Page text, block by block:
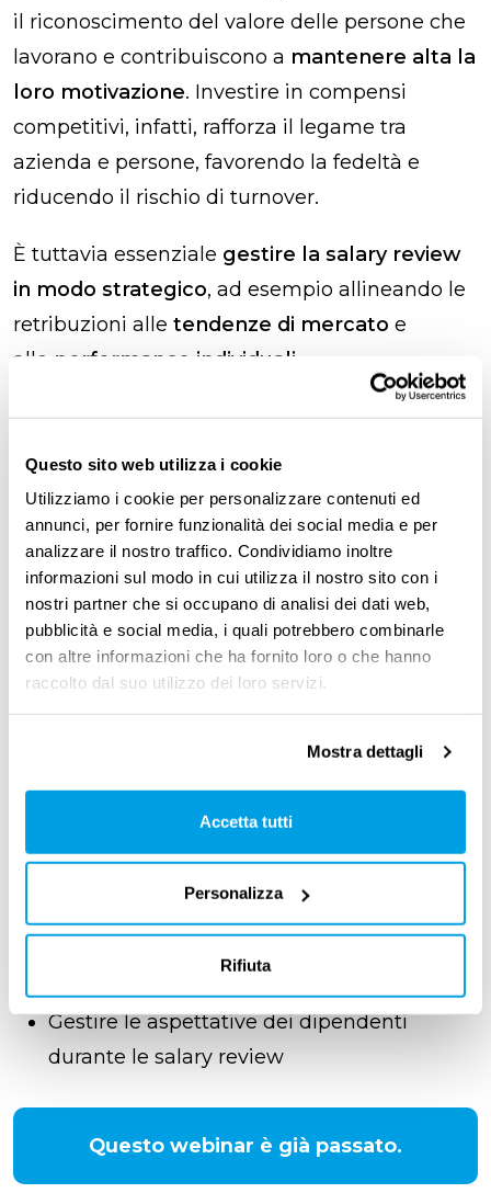
Questo sito web utilizza i cookie
Utilizziamo i cookie per personalizzare contenuti ed
annunci, per fornire funzionalità dei social media e per
analizzare il nostro traffico. Condividiamo inoltre
informazioni sul modo in cui utilizza il nostro sito con i
nostri partner che si occupano di analisi dei dati web,
pubblicità e social media, i quali potrebbero combinarle
con altre informazioni che ha fornito loro o che hanno
raccolto dal suo utilizzo dei loro servizi.
Mostra dettagli
Accetta tutti
Personalizza
Rifiuta
il riconoscimento del valore delle persone che
lavorano e contribuiscono a mantenere alta la
loro motivazione. Investire in compensi
competitivi, infatti, rafforza il legame tra
azienda e persone, favorendo la fedeltà e
riducendo il rischio di turnover.
È tuttavia essenziale gestire la salary review
in modo strategico, ad esempio allineando le
retribuzioni alle tendenze di mercato e
alle performance individuali
Fabrizio Armenia, People & Organization
Strategy
laborability
, ci racconteranno come
un processoregolare e trasparentedi
evisione salariale, non solo premi il talento,
ma contribuisca anche a creare un ambiente
di lavoro più equo e felice.
Parleremo di:
Impatto delle salary review sulla retention
Perché è importante la salary review e
Agganciare i dati di salary review con la
performance qualitativa
Gestire le aspettative dei dipendenti
durante le salary review
Questo webinar è già passato.